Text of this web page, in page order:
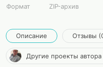
Формат
ZIP-архив
Описание Отзывы
Другие проекты автора